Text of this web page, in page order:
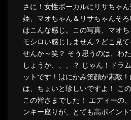
さに！女性ボーカルにリサちゃ
姫、マオちゃん＆リサちゃんそ
はこんな感じ。この写真、マオ
モシロい感じしません？どこ見
せんか～笑？ そう思うのは、わ
しょうか、、、？ じゃん！ドラ
ットです！はにかみ笑顔が素敵
は、ちょいと珍しいですよ！ こ
この皆さまでした！ エディーの
ンキー座りが、とても高ポイン